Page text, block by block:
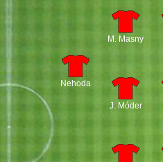
J. Móder
M. Masny
Nehoda